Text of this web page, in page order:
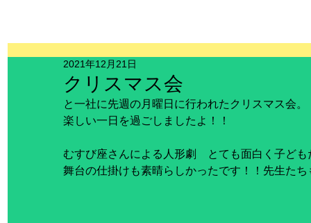
クリスマス会
2021年12月21日
と一社に先週の月曜日に行われたクリスマス会。
楽しい一日を過ごしましたよ！！
むすび座さんによる人形劇　とても面白く子ど
舞台の仕掛けも素晴らしかったです！！先生た